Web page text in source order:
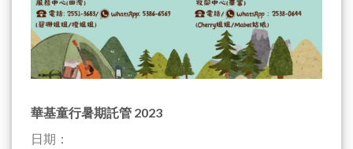
華基童行暑期託管 2023
日期：